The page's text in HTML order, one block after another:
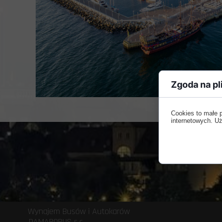
Wynajem
Zgoda na
Cookies to małe
internetowych.